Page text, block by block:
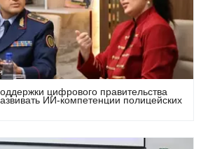
цифрового правительства
ИИ-компетенции полицейских